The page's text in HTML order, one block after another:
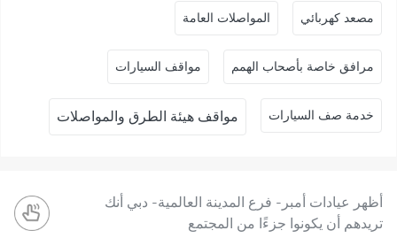
ﻣﺼﻌﺪ ﻛﻬﺮﺑﺎﺋﻲ المواصلات العامة
مرافق خاصة بأصحاب الهمم مواقف السيارات
خدمة صف السيارات مواقف هيئة الطرق والمواصلات
أظهر عيادات أمبر- فرع المدينة العالمية- دبي أنك
تريدهم أن يكونوا جزءًا من المجتمع